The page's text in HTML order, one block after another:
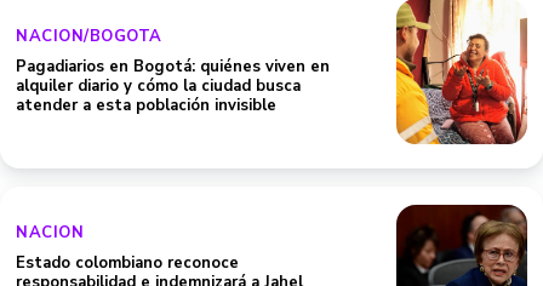
NACION/BOGOTA
Pagadiarios en Bogotá: quiénes viven en
alquiler diario y cómo la ciudad busca
atender a esta población invisible
NACION
Estado colombiano reconoce